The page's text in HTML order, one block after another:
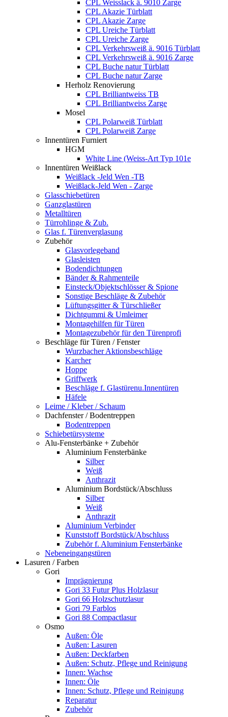
CPL Weisslack ä. 9010 Zarge
CPL Akazie Türblatt
CPL Akazie Zarge
CPL Ureiche Türblatt
CPL Ureiche Zarge
CPL Verkehrsweiß ä. 9016 Türblatt
CPL Verkehrsweiß ä. 9016 Zarge
CPL Buche natur Türblatt
CPL Buche natur Zarge
Herholz Renovierung
CPL Brilliantweiss TB
CPL Brilliantweiss Zarge
Mosel
CPL Polarweiß Türblatt
CPL Polarweiß Zarge
Innentüren Furniert
HGM
White Line (Weiss-Art Typ 101e
Innentüren Weißlack
Weißlack -Jeld Wen -TB
Weißlack-Jeld Wen - Zarge
Glasschiebetüren
Ganzglastüren
Metalltüren
Türrohlinge & Zub.
Glas f. Türenverglasung
Zubehör
Glasvorlegeband
Glasleisten
Bodendichtungen
Bänder & Rahmenteile
Einsteck/Objektschlösser & Spione
Sonstige Beschläge & Zubehör
Lüftungsgitter & Türschließer
Dichtgummi & Umleimer
Montagehilfen für Türen
Montagezubehör für den Türenprofi
Beschläge für Türen / Fenster
Wurzbacher Aktionsbeschläge
Karcher
Hoppe
Griffwerk
Beschläge f. Glastürenu.Innentüren
Häfele
Leime / Kleber / Schaum
Dachfenster / Bodentreppen
Bodentreppen
Schiebetürsysteme
Alu-Fensterbänke + Zubehör
Aluminium Fensterbänke
Silber
Weiß
Anthrazit
Aluminium Bordstück/Abschluss
Silber
Weiß
Anthrazit
Aluminium Verbinder
Kunststoff Bordstück/Abschluss
Zubehör f. Aluminium Fensterbänke
Nebeneingangstüren
Lasuren / Farben
Gori
Imprägnierung
Gori 33 Futur Plus Holzlasur
Gori 66 Holzschutzlasur
Gori 79 Farblos
Gori 88 Compactlasur
Osmo
Außen: Öle
Außen: Lasuren
Außen: Deckfarben
Außen: Schutz, Pflege und Reinigung
Innen: Wachse
Innen: Öle
Innen: Schutz, Pflege und Reinigung
Reparatur
Zubehör